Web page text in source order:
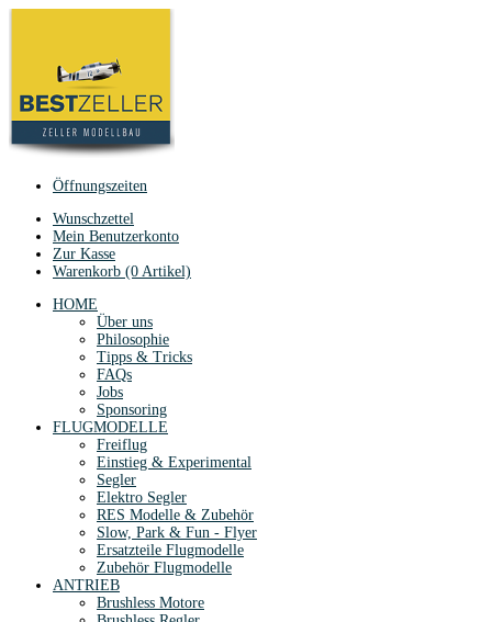
Öffnungszeiten
Wunschzettel
Mein Benutzerkonto
Zur Kasse
Warenkorb (0 Artikel)
HOME
Über uns
Philosophie
Tipps & Tricks
FAQs
Jobs
Sponsoring
FLUGMODELLE
Freiflug
Einstieg & Experimental
Segler
Elektro Segler
RES Modelle & Zubehör
Slow, Park & Fun - Flyer
Ersatzteile Flugmodelle
Zubehör Flugmodelle
ANTRIEB
Brushless Motore